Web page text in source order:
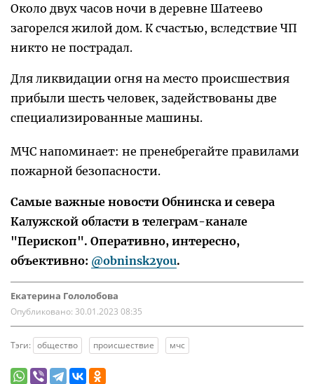
Около двух часов ночи в деревне Шатеево
загорелся жилой дом. К счастью, вследствие ЧП
никто не пострадал.
Для ликвидации огня на место происшествия
прибыли шесть человек, задействованы две
специализированные машины.
МЧС напоминает: не пренебрегайте правилами
пожарной безопасности.
Самые важные новости Обнинска и севера
Калужской области в телеграм-канале
"Перископ". Оперативно, интересно,
объективно: @obninsk2you.
Екатерина Гололобова
Опубликовано: 30.01.2023 08:35
Тэги: общество происшествие мчс